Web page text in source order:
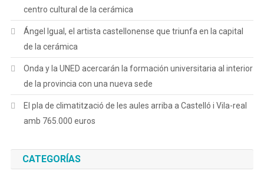
centro cultural de la cerámica
Ángel Igual, el artista castellonense que triunfa en la capital
de la cerámica
Onda y la UNED acercarán la formación universitaria al interior
de la provincia con una nueva sede
El pla de climatització de les aules arriba a Castelló i Vila-real
amb 765.000 euros
CATEGORÍAS